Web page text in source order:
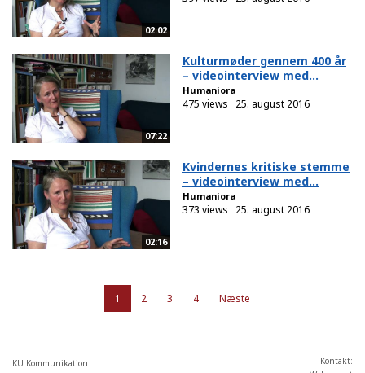
02:02
07:22
Kulturmøder gennem 400 år
– videointerview med...
Humaniora
475 views 25. august 2016
02:16
Kvindernes kritiske stemme
– videointerview med...
Humaniora
373 views 25. august 2016
1 2 3 4 Næste
KU Kommunikation
Kontakt: